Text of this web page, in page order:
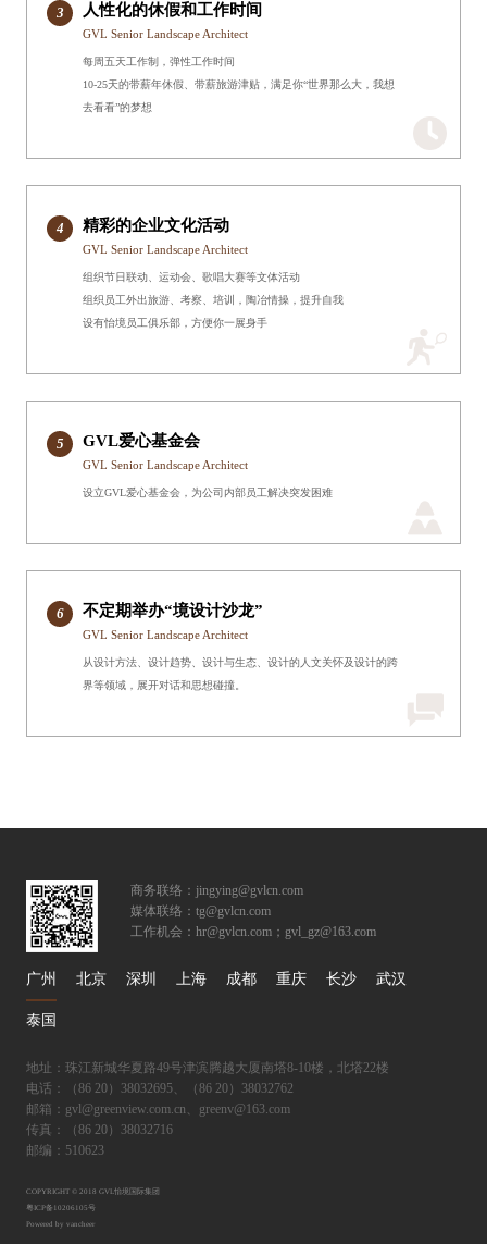
3 人性化的休假和工作时间
GVL Senior Landscape Architect
每周五天工作制，弹性工作时间
10-25天的带薪年休假、带薪旅游津贴，满足你“世界那么大，我想
去看看”的梦想
4 精彩的企业文化活动
GVL Senior Landscape Architect
组织节日联动、运动会、歌唱大赛等文体活动
组织员工外出旅游、考察、培训，陶冶情操，提升自我
设有怡境员工俱乐部，方便你一展身手
5 GVL爱心基金会
GVL Senior Landscape Architect
设立GVL爱心基金会，为公司内部员工解决突发困难
6 不定期举办“境设计沙龙”
GVL Senior Landscape Architect
从设计方法、设计趋势、设计与生态、设计的人文关怀及设计的跨
界等领域，展开对话和思想碰撞。
商务联络：jingying@gvlcn.com
媒体联络：tg@gvlcn.com
工作机会：hr@gvlcn.com；gvl_gz@163.com
广州 北京 深圳 上海 成都 重庆 长沙 武汉
泰国
地址：珠江新城华夏路49号津滨腾越大厦南塔8-10楼，北塔22楼
电话：（86 20）38032695、（86 20）38032762
邮箱：gvl@greenview.com.cn、greenv@163.com
传真：（86 20）38032716
邮编：510623
COPYRIGHT © 2018 GVL怡境国际集团
粤ICP备10206105号
Powered by vancheer